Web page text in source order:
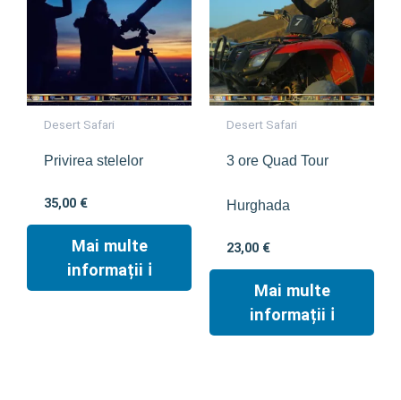
Desert Safari
Privirea stelelor
35,00 €
Mai multe
informații ℹ︎
Desert Safari
3 ore Quad Tour
Hurghada
23,00 €
Mai multe
informații ℹ︎